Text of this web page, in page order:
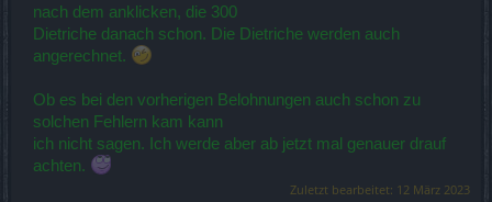
nach dem anklicken, die 300
Dietriche danach schon. Die Dietriche werden auch
angerechnet.
Ob es bei den vorherigen Belohnungen auch schon zu
solchen Fehlern kam kann
ich nicht sagen. Ich werde aber ab jetzt mal genauer drauf
achten.
Zuletzt bearbeitet: 12 März 2023